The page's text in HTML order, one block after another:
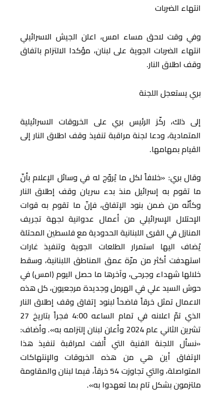
انتهاء الضربات
وفي وقت لاحق مساء امس، اعلن الجيش الاسرائيلي
انتهاء الضربات الجوية على لبنان، مؤكدا الالتزام باتفاق
وقف اطلاق النار.
بري يستعجل اللجنة
إلى ذلك، ركّز الرئيس بري على الخروقات الاسرائيلية
المتمادية، ودعا لجنة مراقبة تنفيذ وقف اطلاق النار إلى
القيام بمهامها.
وقال بري: «خلافاً لكل ما يُروّج له في وسائل الإعلام بأنّ
ما تقوم به إسرائيل منذ بدء سريان وقف إطلاق النار
وكأنّه من ضمن بنود الإتفاق، فإنّ ما تقوم به قوات
الإحتلال الإسرائيلي من أعمال عدوانية لجهة تجريف
المنازل في القرى اللبنانية الحدودية مع فلسطين المحتلة
يُضاف اليها استمرار الطلعات الجوية وتنفيذ غارات
استهدفت أكثر من مرّة عمق المناطق اللبنانية، وسقط
خلالها شهداء وجرحى، وآخرها ما حصل اليوم (امس) في
حوش السيد علي في الهرمل وجديدة مرجعيون، كل هذه
الاعمال تمثل خرقاً فاضحاً لبنود إتفاق وقف إطلاق النار
الذي تمّ اعلانه في تمام الساعه 4:00 فجراً بتاريخ 27
تشرين الثاني عام 2024 وأعلن لبنان إلتزامه به». وأضاف:
«نسأل اللجنة الفنية التي أُلفت لمراقبة تنفيذ هذا
الإتفاق أين هي من هذه الخروقات والإنتهاكات
المتواصلة، والتي تجاوزت 54 خرقاً، فيما لبنان والمقاومة
ملتزمون بشكل تام بما تعهدوا به».